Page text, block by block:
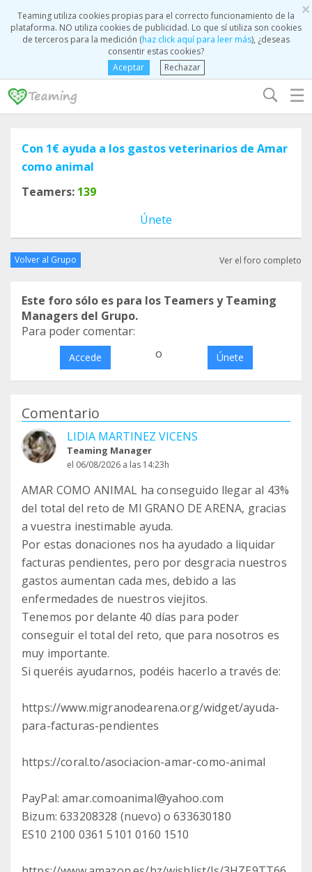
×
Teaming utiliza cookies propias para el correcto funcionamiento de la
plataforma. NO utiliza cookies de publicidad. Lo que sí utiliza son cookies
de terceros para la medición (haz click aquí para leer más), ¿deseas
consentir estas cookies?
Aceptar
Rechazar
☰
Con 1€ ayuda a los gastos veterinarios de Amar
como animal
Teamers: 139
Únete
Volver al Grupo Ver el foro completo
Este foro sólo es para los Teamers y Teaming
Managers del Grupo.
Para poder comentar:
Accede o Únete
Comentario
LIDIA MARTINEZ VICENS
Teaming Manager
el 06/08/2026 a las 14:23h
AMAR COMO ANIMAL ha conseguido llegar al 43%
del total del reto de MI GRANO DE ARENA, gracias
a vuestra inestimable ayuda.
Por estas donaciones nos ha ayudado a liquidar
facturas pendientes, pero por desgracia nuestros
gastos aumentan cada mes, debido a las
enfermedades de nuestros viejitos.
Tenemos por delante 40 días para poder
conseguir el total del reto, que para nosotros es
muy importante.
Si queréis ayudarnos, podéis hacerlo a través de:
https://www.migranodearena.org/widget/ayuda-
para-facturas-pendientes
https://coral.to/asociacion-amar-como-animal
PayPal: amar.comoanimal@yahoo.com
Bizum: 633208328 (nuevo) o 633630180
ES10 2100 0361 5101 0160 1510